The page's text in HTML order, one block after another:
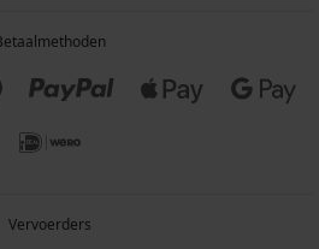
Vervoerders